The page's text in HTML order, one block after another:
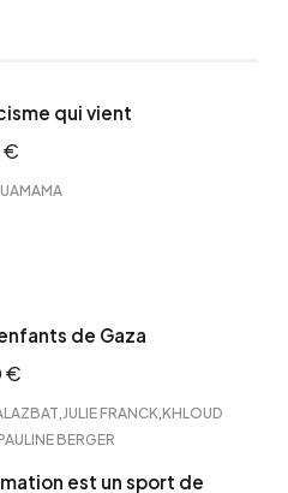
qui vient
€
de Gaza
€
JULIE FRANCK KHLOUD
BERGER
est un sport de